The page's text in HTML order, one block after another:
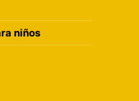
niños